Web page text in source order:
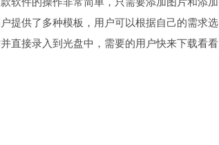
提供了多种模板，用户可以根据自己的需求选
直接录入到光盘中，需要的用户快来下载看看